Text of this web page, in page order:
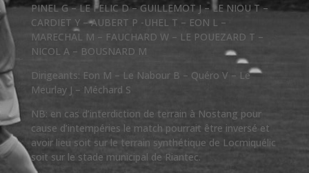
PINEL G – LE FELIC D – GUILLEMOT J – LE NIOU T –
CARDIET Y – AUBERT P -UHEL T – EON L –
MARECHAL M – FAUCHARD W – LE POUEZARD T –
NICOL A – BOUSNARD M
Dirigeants: Eon M – Le Nabour B – Quéro V – Le
Meurlay J – Méchard S
NB: en cas d’interdiction de terrain à Nostang pour
cause d’intempéries le match pourrait être inversé et
avoir lieu soit sur le terrain synthétique de Locmiquélic
soit sur le stade municipal de Riantec.